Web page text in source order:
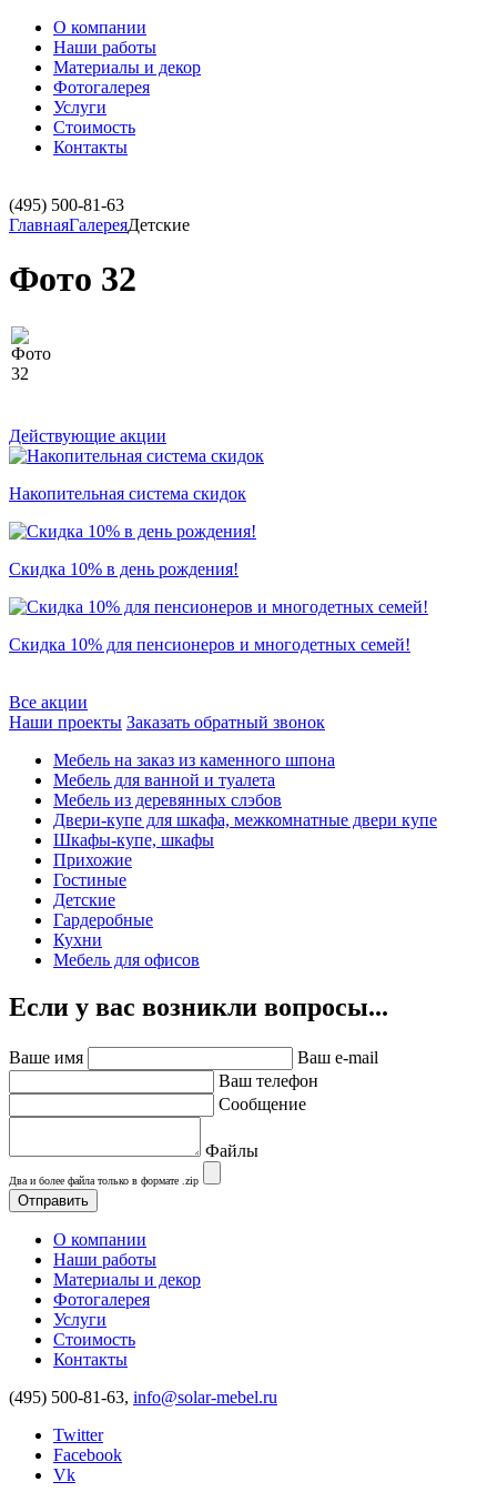
О компании
Наши работы
Материалы и декор
Фотогалерея
Услуги
Стоимость
Контакты
(495) 500-81-63
ГлавнаяГалереяДетские
Фото 32
Действующие акции
Накопительная система скидок
Скидка 10% в день рождения!
Скидка 10% для пенсионеров и многодетных семей!
Все акции
Наши проекты Заказать обратный звонок
Мебель на заказ из каменного шпона
Мебель для ванной и туалета
Мебель из деревянных слэбов
Двери-купе для шкафа, межкомнатные двери купе
Шкафы-купе, шкафы
Прихожие
Гостиные
Детские
Гардеробные
Кухни
Мебель для офисов
Если у вас возникли вопросы...
Ваше имя
Ваш e-mail
Ваш телефон
Сообщение
Файлы
Два и более файла только в формате .zip
О компании
Наши работы
Материалы и декор
Фотогалерея
Услуги
Стоимость
Контакты
(495) 500-81-63, info@solar-mebel.ru
Twitter
Facebook
Vk